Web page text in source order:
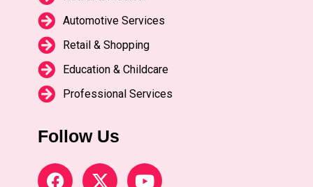
Automotive Services
Retail & Shopping
Education & Childcare
Professional Services
Follow Us